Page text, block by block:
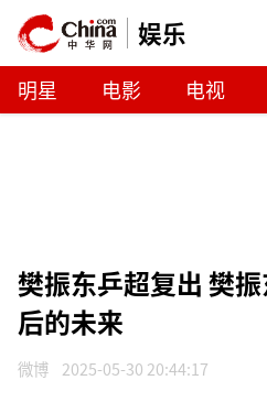
娱乐
明星 电影 电视
樊振东乒超复出 樊
后的未来
微博 2025-05-30 20:44:17